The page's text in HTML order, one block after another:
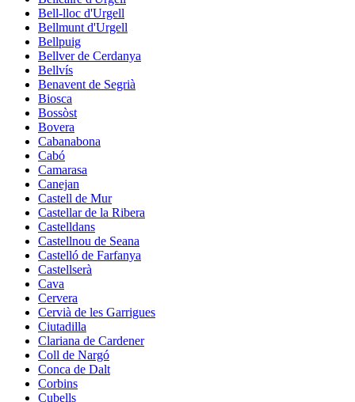
Bell-lloc d'Urgell
Bellmunt d'Urgell
Bellpuig
Bellver de Cerdanya
Bellvís
Benavent de Segrià
Biosca
Bossòst
Bovera
Cabanabona
Cabó
Camarasa
Canejan
Castell de Mur
Castellar de la Ribera
Castelldans
Castellnou de Seana
Castelló de Farfanya
Castellserà
Cava
Cervera
Cervià de les Garrigues
Ciutadilla
Clariana de Cardener
Coll de Nargó
Conca de Dalt
Corbins
Cubells